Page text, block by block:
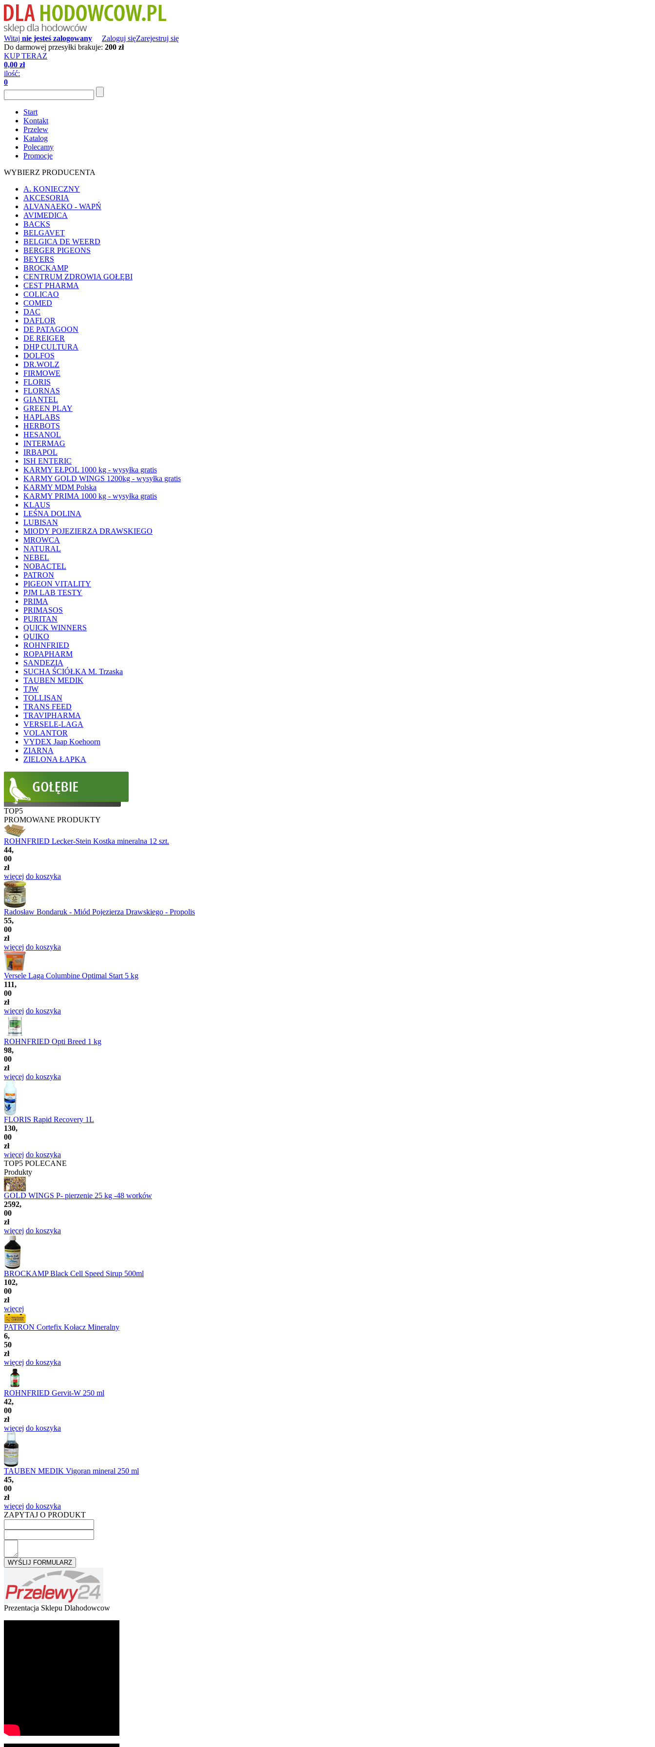
Witaj nie jesteś zalogowany Zaloguj sięZarejestruj się
Do darmowej przesyłki brakuje: 200 zł
KUP TERAZ
0,00 zł
ilość:
0
Start
Kontakt
Przelew
Katalog
Polecamy
Promocje
WYBIERZ PRODUCENTA
A. KONIECZNY
AKCESORIA
ALVANAEKO - WAPŃ
AVIMEDICA
BACKS
BELGAVET
BELGICA DE WEERD
BERGER PIGEONS
BEYERS
BROCKAMP
CENTRUM ZDROWIA GOŁĘBI
CEST PHARMA
COLICAO
COMED
DAC
DAFLOR
DE PATAGOON
DE REIGER
DHP CULTURA
DOLFOS
DR.WOLZ
FIRMOWE
FLORIS
FLORNAS
GIANTEL
GREEN PLAY
HAPLABS
HERBOTS
HESANOL
INTERMAG
IRBAPOL
ISH ENTERIC
KARMY EŁPOL 1000 kg - wysyłka gratis
KARMY GOLD WINGS 1200kg - wysyłka gratis
KARMY MDM Polska
KARMY PRIMA 1000 kg - wysyłka gratis
KLAUS
LEŚNA DOLINA
LUBISAN
MIODY POJEZIERZA DRAWSKIEGO
MROWCA
NATURAL
NEBEL
NOBACTEL
PATRON
PIGEON VITALITY
PJM LAB TESTY
PRIMA
PRIMASOS
PURITAN
QUICK WINNERS
QUIKO
ROHNFRIED
ROPAPHARM
SANDEZIA
SUCHA ŚCIÓŁKA M. Trzaska
TAUBEN MEDIK
TJW
TOLLISAN
TRANS FEED
TRAVIPHARMA
VERSELE-LAGA
VOLANTOR
VYDEX Jaap Koehoorn
ZIARNA
ZIELONA ŁAPKA
TOP5
PROMOWANE PRODUKTY
ROHNFRIED Lecker-Stein Kostka mineralna 12 szt.
44,
00
zł
więcej do koszyka
Radosław Bondaruk - Miód Pojezierza Drawskiego - Propolis
55,
00
zł
więcej do koszyka
Versele Laga Columbine Optimal Start 5 kg
111,
00
zł
więcej do koszyka
ROHNFRIED Opti Breed 1 kg
98,
00
zł
więcej do koszyka
FLORIS Rapid Recovery 1L
130,
00
zł
więcej do koszyka
TOP5 POLECANE
Produkty
GOLD WINGS P- pierzenie 25 kg -48 worków
2592,
00
zł
więcej do koszyka
BROCKAMP Black Cell Speed Sirup 500ml
102,
00
zł
więcej
PATRON Cortefix Kołacz Mineralny
6,
50
zł
więcej do koszyka
ROHNFRIED Gervit-W 250 ml
42,
00
zł
więcej do koszyka
TAUBEN MEDIK Vigoran mineral 250 ml
45,
00
zł
więcej do koszyka
ZAPYTAJ O PRODUKT
Prezentacja Sklepu Dlahodowcow